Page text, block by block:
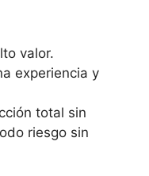
valor.
experiencia y
total sin
riesgo sin